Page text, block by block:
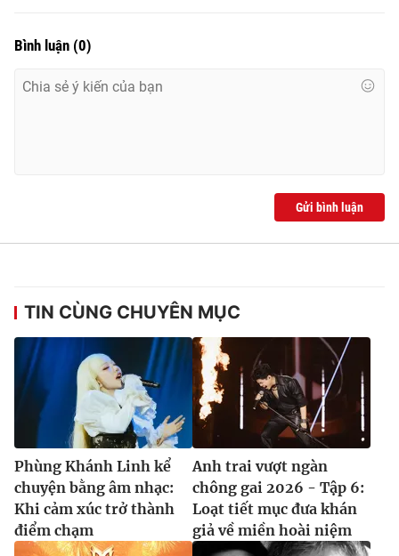
Bình luận (0)
Gửi bình luận
TIN CÙNG CHUYÊN MỤC
Phùng Khánh Linh kể
chuyện bằng âm nhạc:
Khi cảm xúc trở thành
điểm chạm
Anh trai vượt ngàn
chông gai 2026 - Tập 6:
Loạt tiết mục đưa khán
giả về miền hoài niệm